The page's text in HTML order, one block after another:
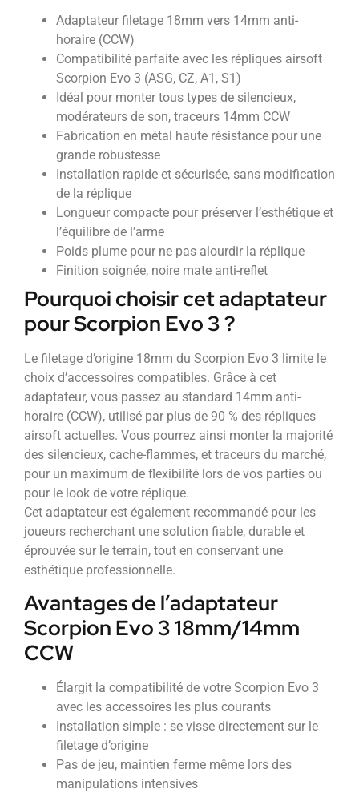
Adaptateur filetage 18mm vers 14mm anti-
horaire (CCW)
Compatibilité parfaite avec les répliques airsoft
Scorpion Evo 3 (ASG, CZ, A1, S1)
Idéal pour monter tous types de silencieux,
modérateurs de son, traceurs 14mm CCW
Fabrication en métal haute résistance pour une
grande robustesse
Installation rapide et sécurisée, sans modification
de la réplique
Longueur compacte pour préserver l’esthétique et
l’équilibre de l’arme
Poids plume pour ne pas alourdir la réplique
Finition soignée, noire mate anti-reflet
Pourquoi choisir cet adaptateur
pour Scorpion Evo 3 ?
Le filetage d’origine 18mm du Scorpion Evo 3 limite le
choix d’accessoires compatibles. Grâce à cet
adaptateur, vous passez au standard 14mm anti-
horaire (CCW), utilisé par plus de 90 % des répliques
airsoft actuelles. Vous pourrez ainsi monter la majorité
des silencieux, cache-flammes, et traceurs du marché,
pour un maximum de flexibilité lors de vos parties ou
pour le look de votre réplique.
Cet adaptateur est également recommandé pour les
joueurs recherchant une solution fiable, durable et
éprouvée sur le terrain, tout en conservant une
esthétique professionnelle.
Avantages de l’adaptateur
Scorpion Evo 3 18mm/14mm
CCW
Élargit la compatibilité de votre Scorpion Evo 3
avec les accessoires les plus courants
Installation simple : se visse directement sur le
filetage d’origine
Pas de jeu, maintien ferme même lors des
manipulations intensives